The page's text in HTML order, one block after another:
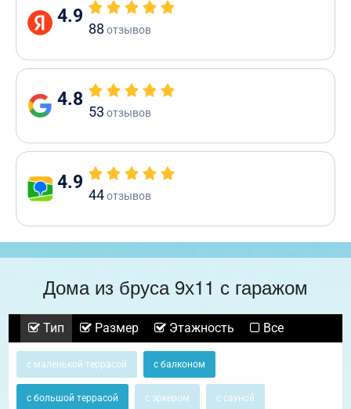
4.9
88 отзывов
4.8
53 отзывов
4.9
44отзывов
Дома из бруса 9х11 с гаражом
Тип Размер Этажность Все
с маленькой террасой с балконом
с большой террасой с эркером с сауной